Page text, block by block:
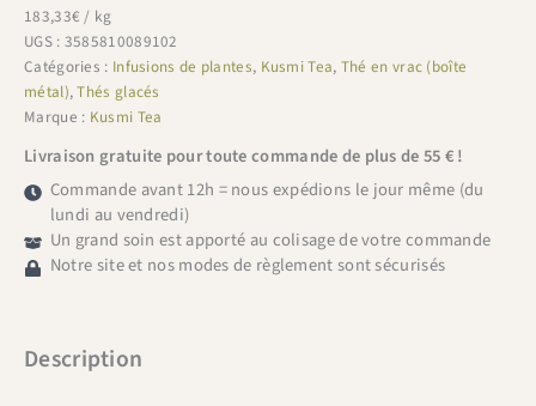
Be
Cool
Bio
90g
183,33€ / kg
UGS : 3585810089102
Catégories : Infusions de plantes, Kusmi Tea, Thé en vrac (boîte
métal),Thés glacés
Marque : Kusmi Tea
Livraison gratuite pour toute commande de plus de 55 € !
Commande avant 12h = nous expédions le jour même (du
lundi au vendredi)
Un grand soin est apporté au colisage de votre commande
Notre site et nos modes de règlement sont sécurisés
Description